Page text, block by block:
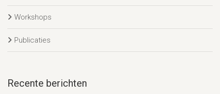
Workshops
Publicaties
Recente berichten